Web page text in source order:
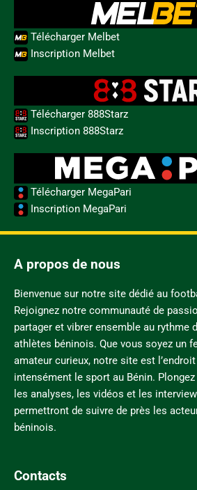
Télécharger Melbet
Inscription Melbet
Télécharger 888Starz
Inscription 888Starz
Télécharger MegaPari
Inscription MegaPari
A propos de nous
Bienvenue sur notre site dédié au
Rejoignez notre communauté de
partager et vibrer ensemble au rythme
athlètes béninois. Que vous soyez un
amateur curieux, notre site est
intensément le sport au Bénin.
les analyses, les vidéos et les
permettront de suivre de près les
béninois.
Contacts